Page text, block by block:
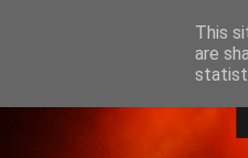
This
are